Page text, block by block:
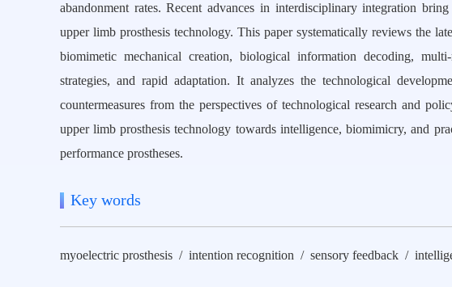
abandonment rates. Recent advances in interdisciplinary integration
upper limb prosthesis technology. This paper systematically reviews the
biomimetic mechanical creation, biological information decoding,
strategies, and rapid adaptation. It analyzes the technological
countermeasures from the perspectives of technological research and
upper limb prosthesis technology towards intelligence, biomimicry, and
performance prostheses.
Key words
myoelectric prosthesis / intention recognition / sensory feedback /